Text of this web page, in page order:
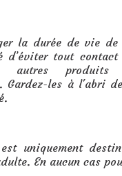
la durée de vie
d’éviter tout contact
autres produits
Gardez-les à l'abri
uniquement
En aucun cas